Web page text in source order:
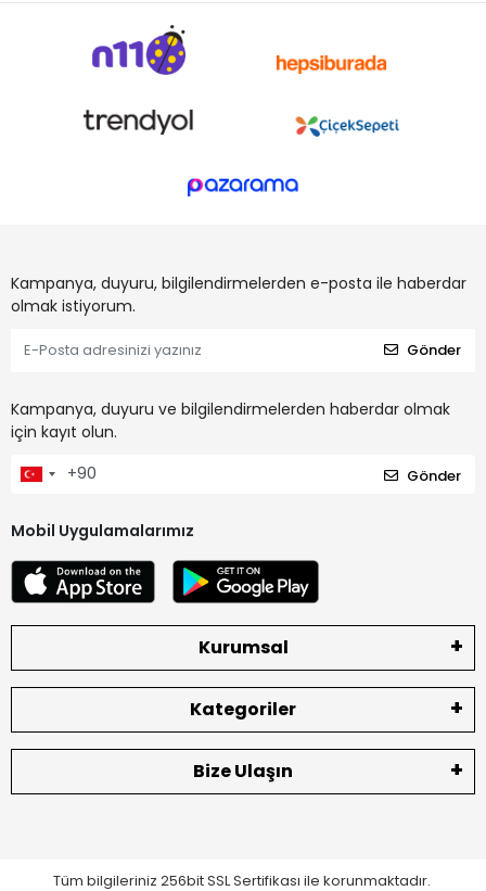
Kampanya, duyuru, bilgilendirmelerden e-posta ile haberdar
olmak istiyorum.
Gönder
Kampanya, duyuru ve bilgilendirmelerden haberdar olmak
için kayıt olun.
Gönder
Mobil Uygulamalarımız
Kurumsal
Kategoriler
Bize Ulaşın
Tüm bilgileriniz 256bit SSL Sertifikası ile korunmaktadır.